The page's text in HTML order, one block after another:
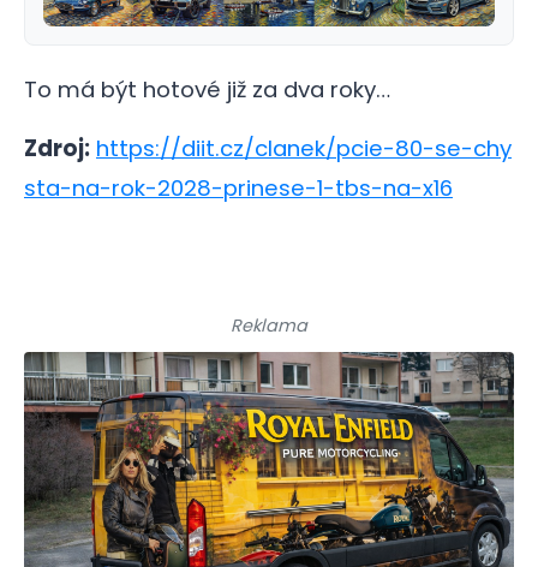
To má být hotové již za dva roky…
Zdroj: https://diit.cz/clanek/pcie-80-se-chy
sta-na-rok-2028-prinese-1-tbs-na-x16
Reklama